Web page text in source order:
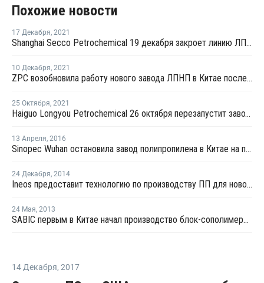
Похожие новости
17 Декабря, 2021
Shanghai Secco Petrochemical 19 декабря закроет линию ЛПНП в Шанхае на плановый ремонт
10 Декабря, 2021
ZPC возобновила работу нового завода ЛПНП в Китае после профилактики
25 Октября, 2021
Haiguo Longyou Petrochemical 26 октября перезапустит завод ЛПНП в Китае после внепланового ремонта
13 Апреля, 2016
Sinopec Wuhan остановила завод полипропилена в Китае на профилактику
24 Декабря, 2014
Ineos предоставит технологию по производству ПП для нового проекта в Китае
24 Мая, 2013
SABIC первым в Китае начал производство блок-сополимера полипропилена для потребительских товаров
14 Декабря, 2017